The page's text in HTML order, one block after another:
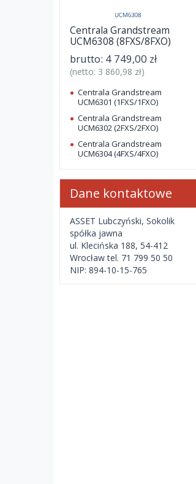
Centrala Grandstream
UCM6308 (8FXS/8FXO)
brutto: 4 749,00 zł
(netto: 3 860,98 zł)
Centrala Grandstream
UCM6301 (1FXS/1FXO)
Centrala Grandstream
UCM6302 (2FXS/2FXO)
Centrala Grandstream
UCM6304 (4FXS/4FXO)
Dane kontaktowe
ASSET Lubczyński, Sokolik
spółka jawna
ul. Klecińska 188, 54-412
Wrocław tel. 71 799 50 50
NIP: 894-10-15-765